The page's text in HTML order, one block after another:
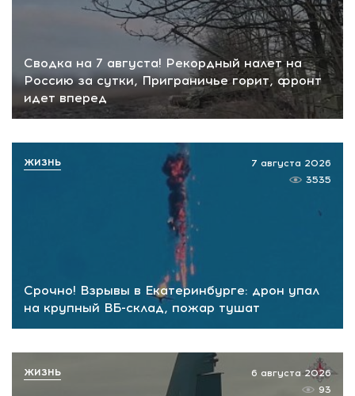
Сводка на 7 августа! Рекордный налет на
Россию за сутки, Приграничье горит, фронт
идет вперед
Срочно! Взрывы в Екатеринбурге: дрон упал
на крупный ВБ-склад, пожар тушат
7 августа 2026
3535
ЖИЗНЬ
6 августа 2026
93
ЖИЗНЬ